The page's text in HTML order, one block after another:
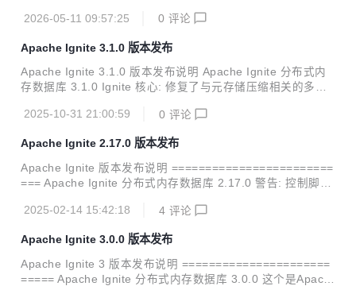
的改进，下面将介绍可以期待的主要亮点。 支持为每个数据区
下方式配置单个根文件夹来存储持久化数据： DataStorageC
onfiguration#setStoragePath 如果某服务器有多个存储设
备，就无法全部使用，除非配置符号链接和移动文件等复杂操
作。现在可以为每个数据区配置独立的存储路径。 n...
2026-05-11 09:57:25 0 评论
Apache Ignite 3.1.0 版本发布
Apache Ignite 3.1.0 版本发布说明 Apache Ignite 分布式内
存数据库 3.1.0 Ignite 核心: 修复了与元存储压缩相关的多个
修复了数据流处理器中的死锁问题。 修复了与 B+ 树相关的多
复制已被废弃，当前实现为基于分布区的复制。 新增了大量兼
容性测试。 修复了在插入具有特定负载大小的数据条目时，ai
mem 和 aipersist 存储引擎中的数据损坏问题。 新增了大量
示例代码。 大量与日志记录相关的更改。 修复了支持接收器
元组的数据流处理器。 新增...
2025-10-31 21:00:59 0 评论
Apache Ignite 2.17.0 版本发布
Apache Ignite 版本发布说明 ========================
=== Apache Ignite 分布式内存数据库 2.17.0 警告: 控制脚本
onfiguration进行配置），通过Binary-REST协议进行连接 (通
被删除； Ignite的源代码升级到Java 11； 删除了SecurityCo
ntext中的已废弃的认证方法； 删除了TcpCommunicationSpi
中已废弃的共享内存端口配置。 Ignite...
2025-02-14 15:42:18 4 评论
Apache Ignite 3.0.0 版本发布
Apache Ignite 3 版本发布说明 ======================
===== Apache Ignite 分布式内存数据库 3.0.0 这个是Apach